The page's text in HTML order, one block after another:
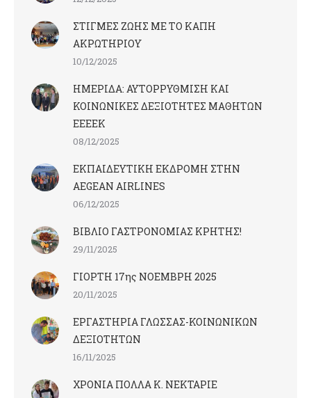
ΣΤΙΓΜΕΣ ΖΩΗΣ ΜΕ ΤΟ ΚΑΠΗ
ΑΚΡΩΤΗΡΙΟΥ
10/12/2025
ΗΜΕΡΙΔΑ: ΑΥΤΟΡΡΥΘΜΙΣΗ ΚΑΙ
ΚΟΙΝΩΝΙΚΕΣ ΔΕΞΙΟΤΗΤΕΣ ΜΑΘΗΤΩΝ
ΕΕΕΕΚ
08/12/2025
ΕΚΠΑΙΔΕΥΤΙΚΗ ΕΚΔΡΟΜΗ ΣΤΗΝ
AEGEAN AIRLINES
06/12/2025
ΒΙΒΛΙΟ ΓΑΣΤΡΟΝΟΜΙΑΣ ΚΡΗΤΗΣ!
29/11/2025
ΓΙΟΡΤΗ 17ης ΝΟΕΜΒΡΗ 2025
20/11/2025
ΕΡΓΑΣΤΗΡΙΑ ΓΛΩΣΣΑΣ-ΚΟΙΝΩΝΙΚΩΝ
ΔΕΞΙΟΤΗΤΩΝ
16/11/2025
ΧΡΟΝΙΑ ΠΟΛΛΑ Κ. ΝΕΚΤΑΡΙΕ